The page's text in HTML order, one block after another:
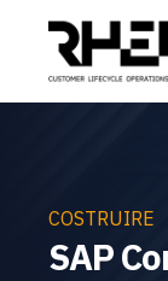
COSTRUIRE
SAP